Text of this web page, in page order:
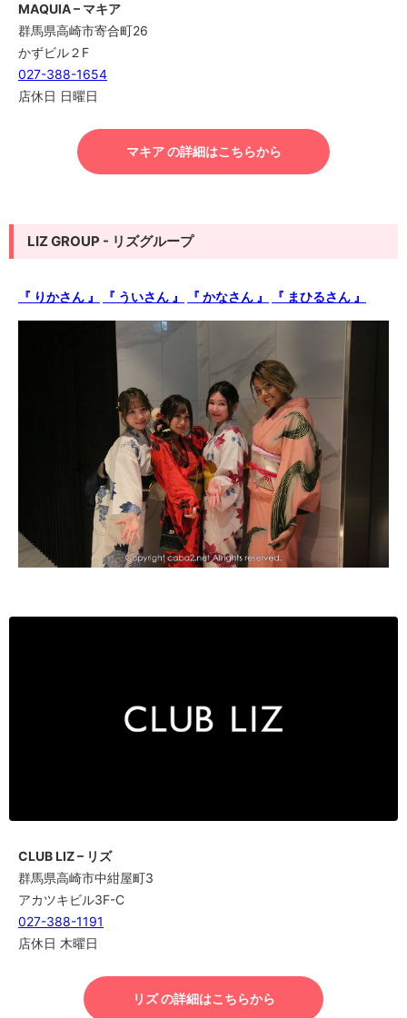
MAQUIA – マキア
群馬県高崎市寄合町26
かずビル２F
027-388-1654
店休日 日曜日
マキア の詳細はこちらから
LIZ GROUP - リズグループ
『 りかさん 』 『 ういさん 』 『 かなさん 』 『 まひるさん 』
CLUB LIZ – リズ
群馬県高崎市中紺屋町3
アカツキビル3F-C
027-388-1191
店休日 木曜日
リズ の詳細はこちらから